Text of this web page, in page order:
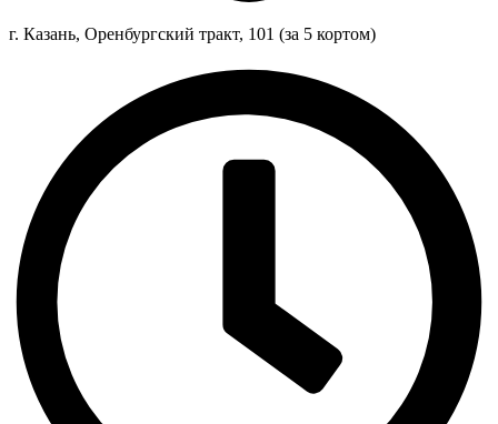
г. Казань, Оренбургский тракт, 101 (за 5 кортом)